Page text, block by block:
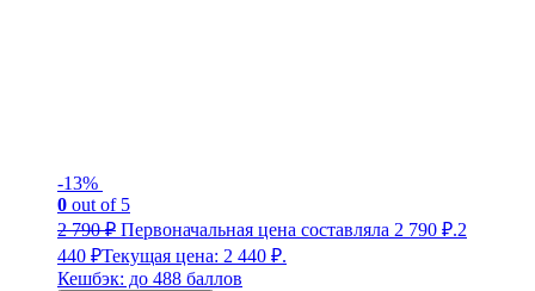
-13%
0 out of 5
2 790₽ Первоначальная цена составляла 2 790 ₽.2
440 ₽Текущая цена: 2 440 ₽.
Кешбэк: до 488 баллов